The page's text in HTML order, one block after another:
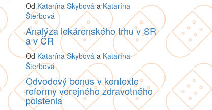
OdKatarína SkybováaKatarína
Šterbová
Analýza lekárenského trhu v SR
a v ČR
Od Katarína Skybová a Katarína
Šterbová
Odvodový bonus v kontexte
reformy verejného zdravotného
poistenia